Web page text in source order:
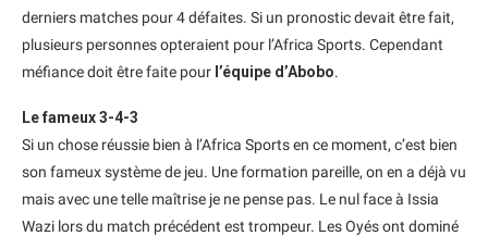
derniers matches pour 4 défaites. Si un pronostic devait être fait,
plusieurs personnes opteraient pour l’Africa Sports. Cependant
méfiance doit être faite pour l’équipe d’Abobo.
Le fameux 3-4-3
Si un chose réussie bien à l’Africa Sports en ce moment, c’est bien
son fameux système de jeu. Une formation pareille, on en a déjà vu
mais avec une telle maîtrise je ne pense pas. Le nul face à Issia
Wazi lors du match précédent est trompeur. Les Oyés ont dominé